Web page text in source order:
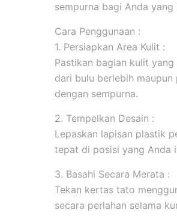
sempurna bagi Anda
Cara Penggunaan :
1. Persiapkan Area Kulit :
Pastikan bagian kulit
dari bulu berlebih
dengan sempurna.
2. Tempelkan Desain :
Lepaskan lapisan plastik
tepat di posisi yang Anda
3. Basahi Secara Merata :
Tekan kertas tato
secara perlahan selama